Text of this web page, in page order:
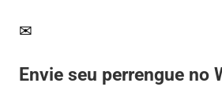
✉
Envie seu perrengue no